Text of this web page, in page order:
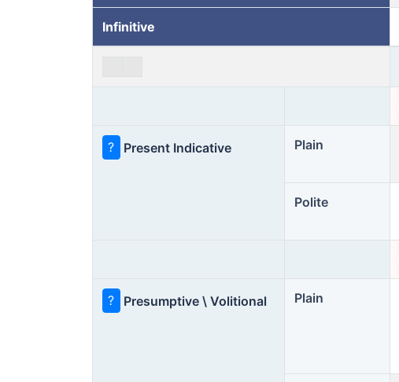
Infinitive
? Present Indicative Plain
Polite
? Presumptive \ Volitional Plain